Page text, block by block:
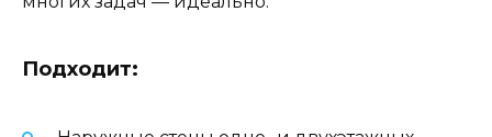
Подходит: